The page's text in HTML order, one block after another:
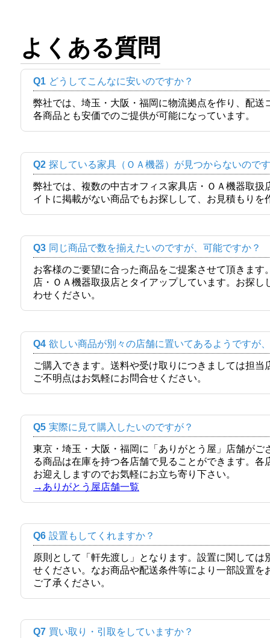
よくある質問
Q1 どうしてこんなに安いのですか？
弊社では、埼玉・大阪・福岡に物流拠点を作り、配
各商品とも安価でのご提供が可能になっています。
Q2 探している家具（ＯＡ機器）が見つからないので
弊社では、複数の中古オフィス家具店・ＯＡ機器取
イトに掲載がない商品でもお探しして、お見積もりを
Q3 同じ商品で数を揃えたいのですが、可能ですか？
お客様のご要望に合った商品をご提案させて頂きま
店・ＯＡ機器取扱店とタイアップしています。お探
わせください。
Q4 欲しい商品が別々の店舗に置いてあるようですが
ご購入できます。送料や受け取りにつきましては担
ご不明点はお気軽にお問合せください。
Q5 実際に見て購入したいのですが？
東京・埼玉・大阪・福岡に「ありがとう屋」店舗が
る商品は在庫を持つ各店舗で見ることができます。
お迎えしますのでお気軽にお立ち寄り下さい。
→ありがとう屋店舗一覧
Q6 設置もしてくれますか？
原則として「軒先渡し」となります。設置に関して
せください。なお商品や配送条件等により一部設置
ご了承ください。
Q7 買い取り・引取をしていますか？